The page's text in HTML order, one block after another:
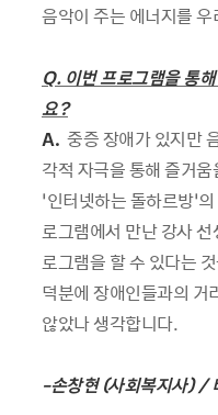
음악이 주는 에너지를
Q. 이번 프로그램을 통
요?
A. 중증 장애가 있지만
각적 자극을 통해 즐거
‘인터넷하는 돌하르방’
로그램에서 만난 강사
로그램을 할 수 있다는
덕분에 장애인들과의 거
않았나 생각합니다.
-손창현 (사회복지사) /